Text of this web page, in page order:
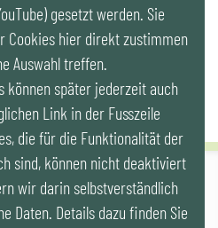
A-1010 Wien
gesetzt werden. Sie
Cookies hier direkt zustimmen
Auswahl treffen.
können später jederzeit auch
Link in der Fusszeile
die für die Funktionalität der
sind, können nicht deaktiviert
wir darin selbstverständlich
Daten. Details dazu finden Sie